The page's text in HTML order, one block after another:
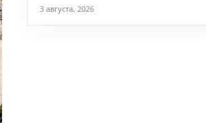
3 августа, 2026